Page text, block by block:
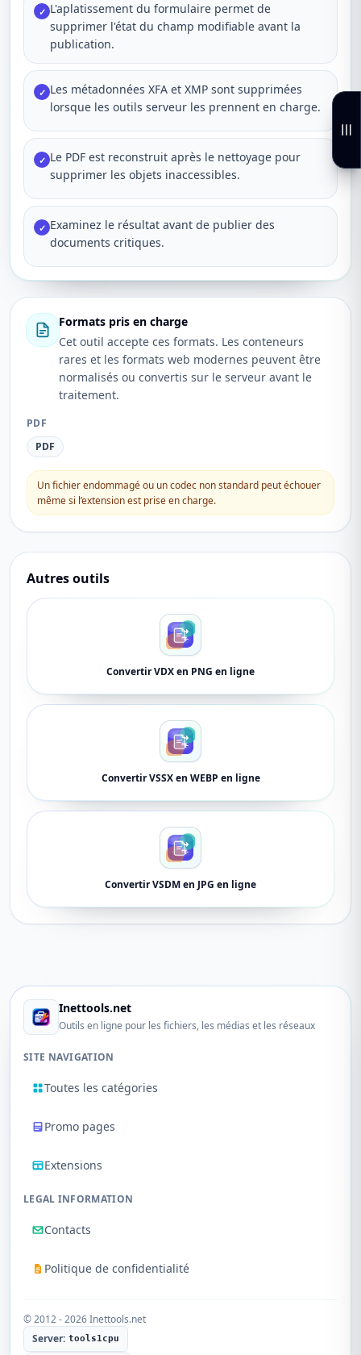
✓ L'aplatissement du formulaire permet de
supprimer l'état du champ modifiable avant la
publication.
✓ Les métadonnées XFA et XMP sont supprimées
lorsque les outils serveur les prennent en charge.
✓ Le PDF est reconstruit après le nettoyage pour
supprimer les objets inaccessibles.
✓ Examinez le résultat avant de publier des
documents critiques.
Formats pris en charge
Cet outil accepte ces formats. Les conteneurs
rares et les formats web modernes peuvent être
normalisés ou convertis sur le serveur avant le
traitement.
PDF
PDF
Un fichier endommagé ou un codec non standard peut échouer
même si l’extension est prise en charge.
Autres outils
Convertir VDX en PNG en ligne
Convertir VSSX en WEBP en ligne
Convertir VSDM en JPG en ligne
Inettools.net
Outils en ligne pour les fichiers, les médias et les réseaux
SITE NAVIGATION
Toutes les catégories
Promo pages
Extensions
LEGAL INFORMATION
Contacts
Politique de confidentialité
© 2012 - 2026 Inettools.net
Server: tools1cpu